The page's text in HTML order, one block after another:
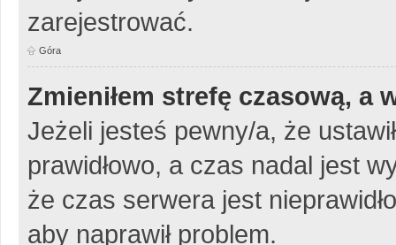
zarejestrować.
Góra
Zmieniłem strefę czasową, a
Jeżeli jesteś pewny/a, że
prawidłowo, a czas nadal jest
że czas serwera jest
aby naprawił problem.